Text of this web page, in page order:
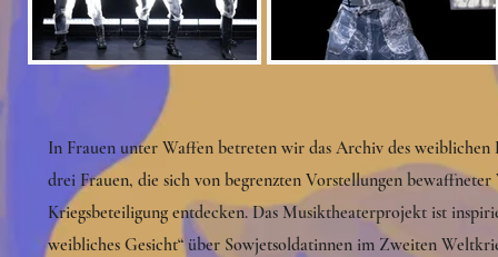
In Frauen unter Waffen betreten wir das Archiv des
drei Frauen, die sich von begrenzten Vorstellungen
Kriegsbeteiligung entdecken. Das Musiktheaterprojekt ist
weibliches Gesicht“ über Sowjetsoldatinnen im Zweiten